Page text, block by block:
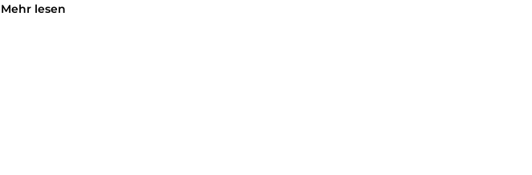
Das Display ist durch die seitlichen Flanken geschützt.
Mehr lesen